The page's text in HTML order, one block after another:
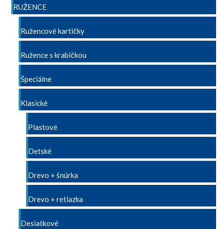
RUŽENCE
Ružencové kartičky
Ružence s krabičkou
Špeciálne
Klasické
Plastové
Detské
Drevo + šnúrka
Drevo + retiazka
Desiatkové